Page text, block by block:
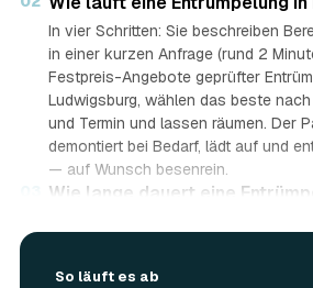
In vier Schritten: Sie beschreiben
in einer kurzen Anfrage (rund 2
Festpreis-Angebote geprüfter
Ludwigsburg, wählen das beste
und Termin und lassen räumen. Der
demontiert bei Bedarf, lädt auf und
— auf Wunsch besenrein.
Wie lange dauert eine
eine komplette Wohnung oder ein
So läuft es ab